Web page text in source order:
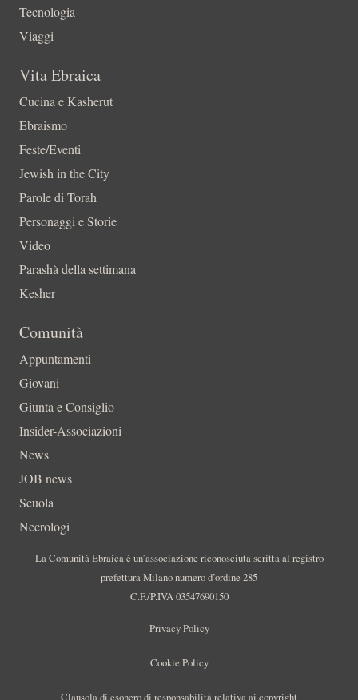
Tecnologia
Viaggi
Vita Ebraica
Cucina e Kasherut
Ebraismo
Feste/Eventi
Jewish in the City
Parole di Torah
Personaggi e Storie
Video
Parashà della settimana
Kesher
Comunità
Appuntamenti
Giovani
Giunta e Consiglio
Insider-Associazioni
News
JOB news
Scuola
Necrologi
La Comunità Ebraica è un’associazione riconosciuta scritta al registro
prefettura Milano numero d’ordine 285
C.F./P.IVA 03547690150
Privacy Policy
Cookie Policy
Clausola di esonero di responsabilità relativa ai copyright